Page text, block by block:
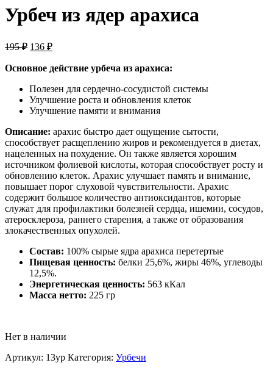
Урбеч из ядер арахиса
195₽ Первоначальная
составляла
136 ₽Текущая
136 ₽.
Основное действие урбеча из арахиса:
Полезен для сердечно-сосудистой системы
Улучшение роста и обновления клеток
Улучшение памяти и внимания
Описание: арахис быстро дает ощущение сытости,
способствует расщеплению жиров и рекомендуется в диетах,
нацеленных на похудение. Он также является хорошим
источником фолиевой кислоты, которая способствует росту и
обновлению клеток. Арахис улучшает память и внимание,
повышает порог слуховой чувствительности. Арахис
содержит большое количество антиоксидантов, которые
служат для профилактики болезней сердца, ишемии, сосудов,
атеросклероза, раннего старения, а также от образования
злокачественных опухолей.
Состав: 100% сырые ядра арахиса перетертые
Пищевая ценность: белки 25,6%, жиры 46%, углеводы
12,5%.
Энергетическая ценность: 563 кКал
Масса нетто: 225 гр
Нет в наличии
Артикул: 13ур Категория: Урбечи